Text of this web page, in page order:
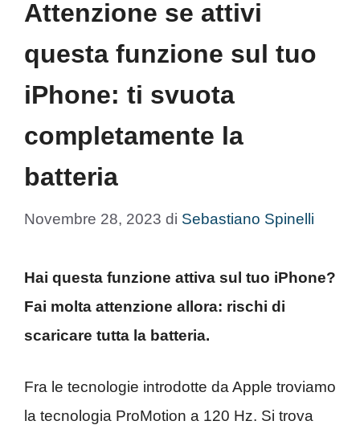
Attenzione se attivi
questa funzione sul tuo
iPhone: ti svuota
completamente la
batteria
Novembre 28, 2023 di Sebastiano Spinelli
Hai questa funzione attiva sul tuo iPhone?
Fai molta attenzione allora: rischi di
scaricare tutta la batteria.
Fra le tecnologie introdotte da Apple troviamo
la tecnologia ProMotion a 120 Hz. Si trova